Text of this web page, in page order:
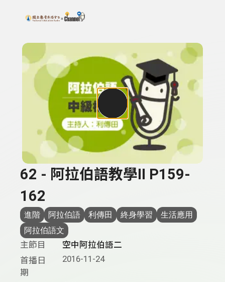
上方功能區塊
搜尋關鍵字：可輸入節目名稱、主持人或關鍵字
62 - 阿拉伯語教學II P159-
162
進階 阿拉伯語 利傳田 終身學習
生活應用
阿拉伯語文
主節目
空中阿拉伯語二
首播日
期
2016-11-24